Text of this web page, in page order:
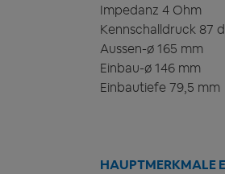
Impedanz 4 Ohm
Kennschalldruck 87
Aussen-ø 165 mm
Einbau-ø 146 mm
Einbautiefe 79,5 mm
HAUPTMERKMALE